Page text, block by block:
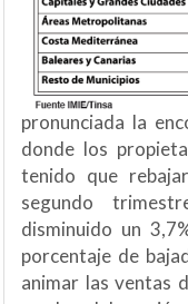
pronunciada la
donde los
tenido que
segundo
disminuido un
porcentaje de
animar las ventas